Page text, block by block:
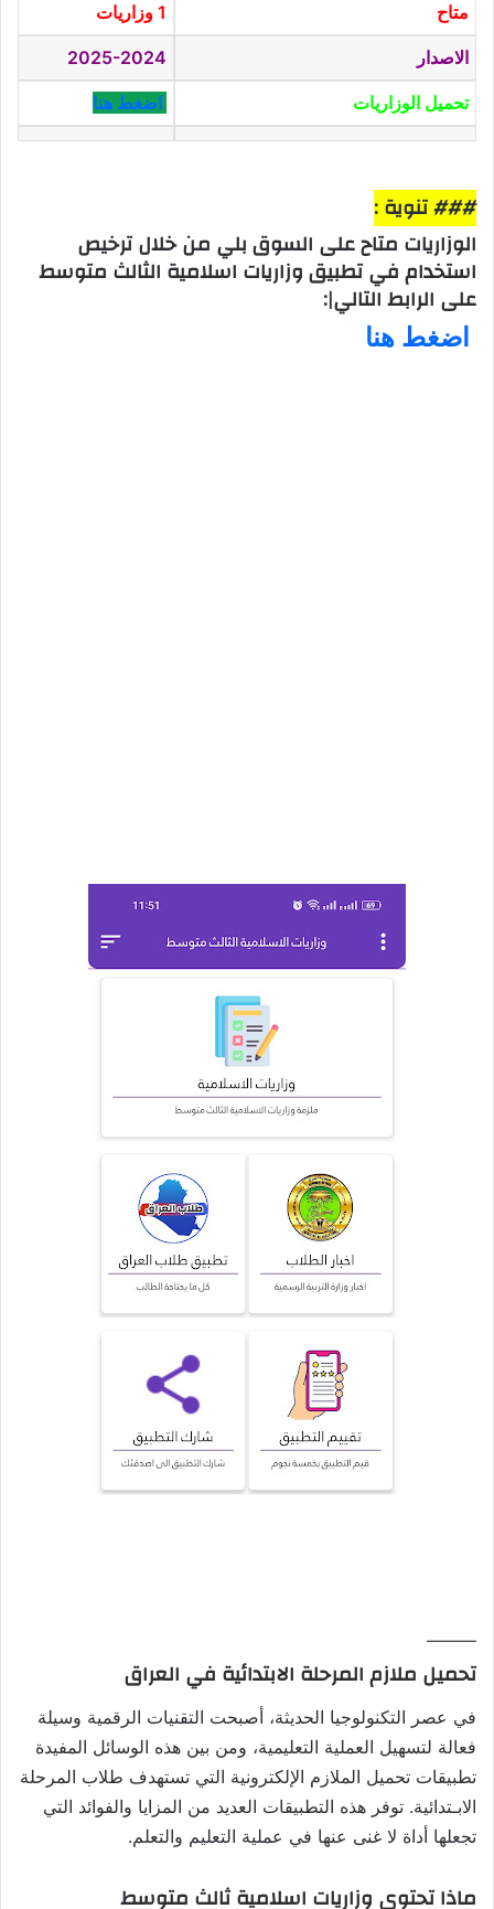
متاح 1 وزاريات
الاصدار 2025-2024
تحميل الوزاريات اضغط هنا
### تنوية :
الوزاريات متاح على السوق بلي من خلال ترخيص
استخدام في تطبيق وزاريات اسلامية الثالث متوسط
على الرابط التالي|:
اضغط هنا
———
تحميل ملازم المرحلة الابتدائية في العراق
في عصر التكنولوجيا الحديثة، أصبحت التقنيات الرقمية وسيلة
فعالة لتسهيل العملية التعليمية، ومن بين هذه الوسائل المفيدة
تطبيقات تحميل الملازم الإلكترونية التي تستهدف طلاب المرحلة
الابـتدائية. توفر هذه التطبيقات العديد من المزايا والفوائد التي
تجعلها أداة لا غنى عنها في عملية التعليم والتعلم.
ماذا تحتوي وزاريات اسلامية ثالث متوسط